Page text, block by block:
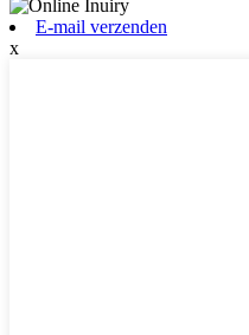
E-mail verzenden
x